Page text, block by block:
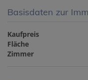
Basisdaten zur
Kaufpreis
Fläche
Zimmer